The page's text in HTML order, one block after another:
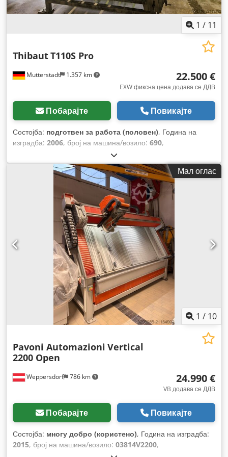
1 / 11
Mutterstadt 1.357 km
ThibautT110S Pro
22.500 €
EXW фиксна цена додава се ДДВ
Побарајте Повикајте
Состојба: подготвен за работа (половен), Година на
изградба: 2006, број на машина/возило: 690,
целосно функционален
(14,96 коњски сили), Опрема:документација /
Мал оглас
1 / 10
Weppersdorf 786 km
Pavoni Automazioni Vertical
2200 Open
24.990 €
VB додава се ДДВ
Побарајте Повикајте
Состојба: многу добро (користено), Година на изградба:
2015, број на машина/возило: 03814V2200,